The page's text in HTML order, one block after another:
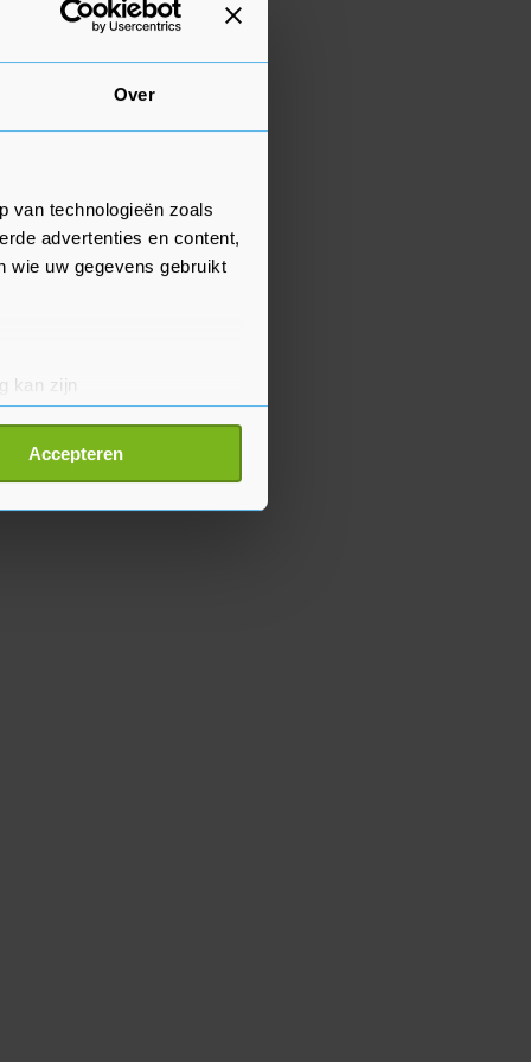
Over
van technologieën zoals
advertenties en content,
wie uw gegevens gebruikt
kan zijn
detailgedeelte
Accepteren